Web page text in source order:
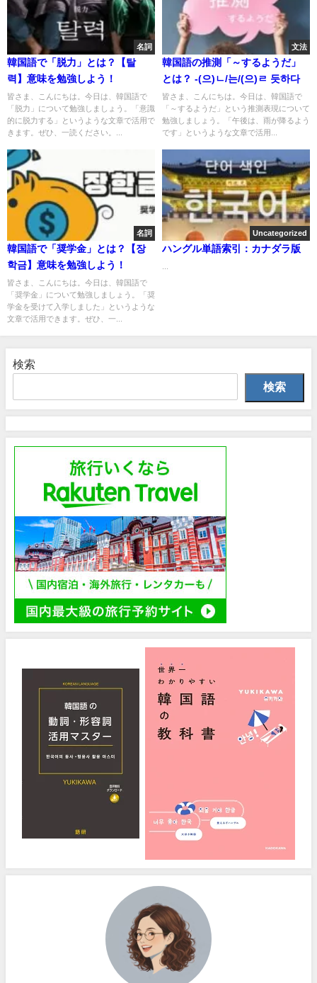
名詞
韓国語で「脱力」とは？【탈
력】意味を勉強しよう！
皆さま、こんにちは。今日は、韓国語で
「脱力」について勉強しましょう。「意識
的に脱力する」というような文章で活用で
きます。ぜひ、一読ください。...
文法
韓国語の推測「～するようだ」
とは？ -(으)ㄴ/는/(으)ㄹ 듯하다
皆さま、こんにちは。今日は、韓国語で
「～するようだ」という推測表現について
勉強しましょう。「午後は、雨が降るよう
です」というような文章で活用...
名詞
韓国語で「奨学金」とは？【장
학금】意味を勉強しよう！
皆さま、こんにちは。今日は、韓国語で
「奨学金」について勉強しましょう。「奨
学金を受けて入学しました」というような
文章で活用できます。ぜひ、一...
Uncategorized
ハングル単語索引：カナダラ版
検索
検索